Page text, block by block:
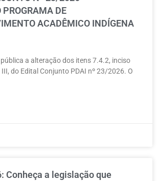
PROGRAMA DE
ACADÊMICO INDÍGENA
a alteração dos itens 7.4.2, inciso
III, do Edital Conjunto PDAI nº 23/2026. O
Conheça a legislação que